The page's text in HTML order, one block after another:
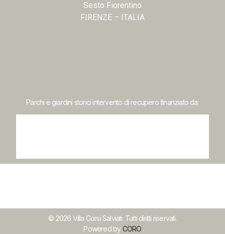
Sesto Fiorentino
FIRENZE – ITALIA
Parchi e giardini storici intervento di recupero finanziato da:
© 2026 Villa Corsi Salviati. Tutti diritti riservati.
Powered by CORO